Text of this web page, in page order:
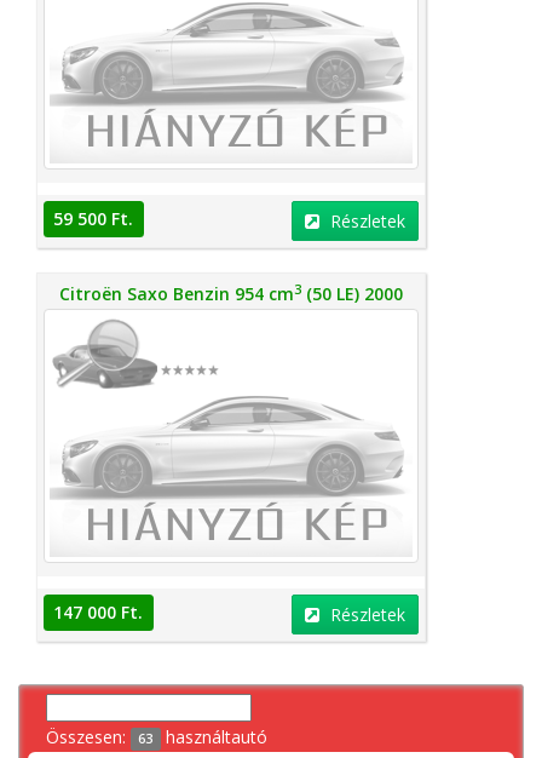
59 500 Ft. Részletek
Citroën Saxo Benzin 954 cm3 (50 LE) 2000
147 000 Ft. Részletek
Összesen: 63 használtautó